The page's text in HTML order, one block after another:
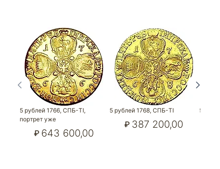
5 рублей 1766, СПБ-TI,
портрет уже
₽ 643 600,00
5 рублей 1768, СПБ-TI
₽ 387 200,00
5